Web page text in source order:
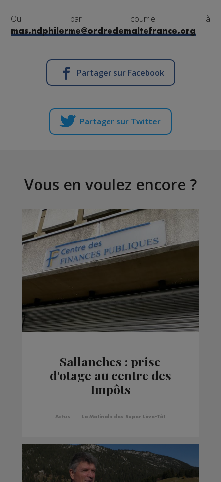
Ou par courriel à
mas.ndphilerme@ordredemaltefrance.org
Partager sur Facebook
Partager sur Twitter
Vous en voulez encore ?
Sallanches : prise
d'otage au centre des
Impôts
Actus La Matinale des Super Lève-Tôt